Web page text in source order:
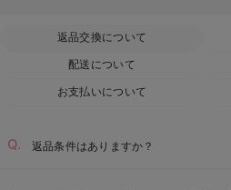
返品交換について
配送について
お支払いについて
返品条件はありますか？